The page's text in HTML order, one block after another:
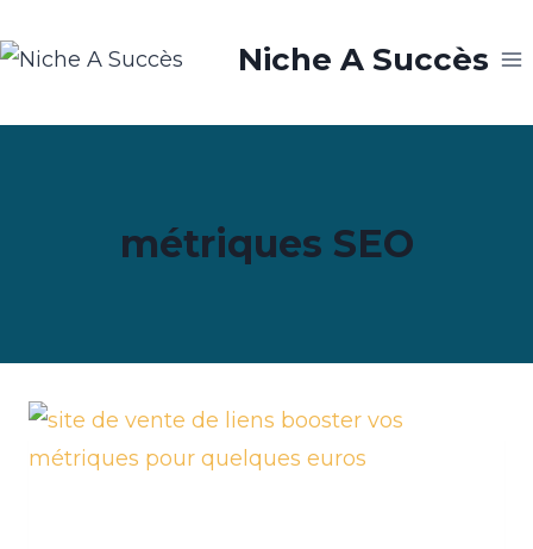
au
Niche A Succès
métriques SEO